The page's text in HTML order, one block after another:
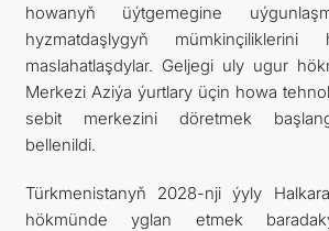
howanyň üýtgemegine
hyzmatdaşlygyň
maslahatlaşdylar. Geljegi uly ugur
Merkezi Aziýa ýurtlary üçin howa
sebit merkezini döretmek
bellenildi.
Türkmenistanyň 2028-nji ýyly
hökmünde yglan etmek